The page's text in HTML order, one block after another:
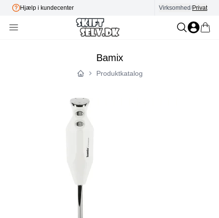
Hjælp i kundecenter E-mærket
Virksomhed/Privat
Bamix
Forside
Produktkatalog